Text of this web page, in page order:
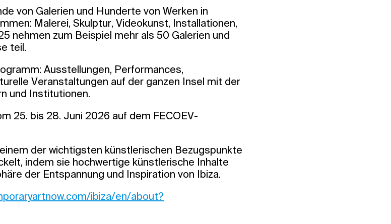
von Galerien und Hunderte von Werken in
Malerei, Skulptur, Videokunst, Installationen,
nehmen zum Beispiel mehr als 50 Galerien und
teil.
Ausstellungen, Performances,
Veranstaltungen auf der ganzen Insel mit der
und Institutionen.
25. bis 28. Juni 2026 auf dem FECOEV-
der wichtigsten künstlerischen Bezugspunkte
indem sie hochwertige künstlerische Inhalte
der Entspannung und Inspiration von Ibiza.
ibiza/en/about?